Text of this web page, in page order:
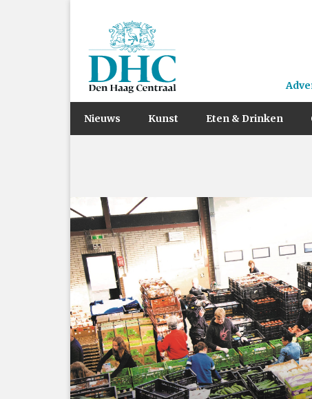
Nieuws Kunst Eten & Drinken